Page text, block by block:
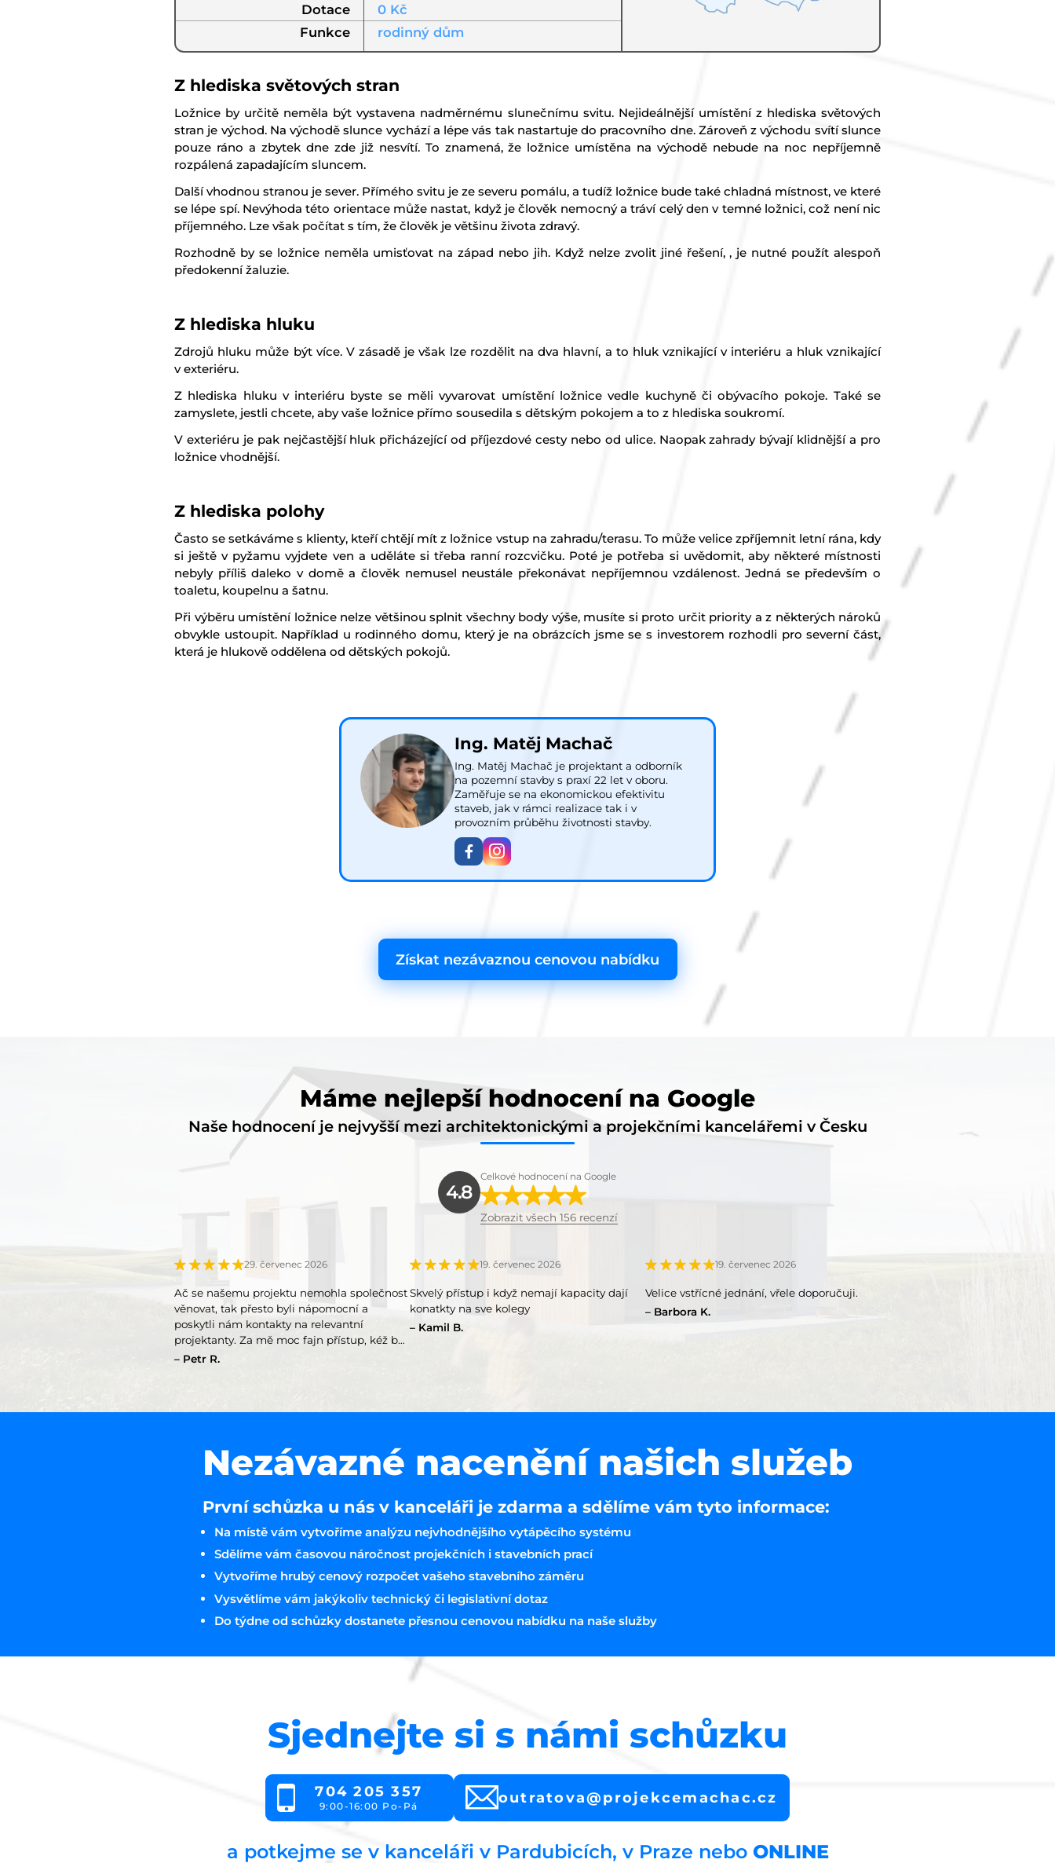
Dotace
0 Kč
Funkce
rodinný dům
Z hlediska světových stran
Ložnice by určitě neměla být vystavena nadměrnému slunečnímu svitu. Nejideálnější umístění z hlediska světových
stran je východ. Na východě slunce vychází a lépe vás tak nastartuje do pracovního dne. Zároveň z východu svítí slunce
pouze ráno a zbytek dne zde již nesvítí. To znamená, že ložnice umístěna na východě nebude na noc nepříjemně
rozpálená zapadajícím sluncem.
Další vhodnou stranou je sever. Přímého svitu je ze severu pomálu, a tudíž ložnice bude také chladná místnost, ve které
se lépe spí. Nevýhoda této orientace může nastat, když je člověk nemocný a tráví celý den v temné ložnici, což není nic
příjemného. Lze však počítat s tím, že člověk je většinu života zdravý.
Rozhodně by se ložnice neměla umisťovat na západ nebo jih. Když nelze zvolit jiné řešení, , je nutné použít alespoň
předokenní žaluzie.
Z hlediska hluku
Zdrojů hluku může být více. V zásadě je však lze rozdělit na dva hlavní, a to hluk vznikající v interiéru a hluk vznikající
v exteriéru.
Z hlediska hluku v interiéru byste se měli vyvarovat umístění ložnice vedle kuchyně či obývacího pokoje. Také se
zamyslete, jestli chcete, aby vaše ložnice přímo sousedila s dětským pokojem a to z hlediska soukromí.
V exteriéru je pak nejčastější hluk přicházející od příjezdové cesty nebo od ulice. Naopak zahrady bývají klidnější a pro
ložnice vhodnější.
Z hlediska polohy
Často se setkáváme s klienty, kteří chtějí mít z ložnice vstup na zahradu/terasu. To může velice zpříjemnit letní rána, kdy
si ještě v pyžamu vyjdete ven a uděláte si třeba ranní rozcvičku. Poté je potřeba si uvědomit, aby některé místnosti
nebyly příliš daleko v domě a člověk nemusel neustále překonávat nepříjemnou vzdálenost. Jedná se především o
toaletu, koupelnu a šatnu.
Při výběru umístění ložnice nelze většinou splnit všechny body výše, musíte si proto určit priority a z některých nároků
obvykle ustoupit. Například u rodinného domu, který je na obrázcích jsme se s investorem rozhodli pro severní část,
která je hlukově oddělena od dětských pokojů.
Ing. Matěj Machač
Ing. Matěj Machač je projektant a odborník
na pozemní stavby s praxí 22 let v oboru.
Zaměřuje se na ekonomickou efektivitu
staveb, jak v rámci realizace tak i v
provozním průběhu životnosti stavby.
Získat nezávaznou cenovou nabídku
Máme nejlepší hodnocení na Google
Naše hodnocení je nejvyšší mezi architektonickými a projekčními kancelářemi v Česku
4.8
Celkové hodnocení na Google
Zobrazit všech 156 recenzí
29. červenec 2026
Ač se našemu projektu nemohla společnost
věnovat, tak přesto byli nápomocní a
poskytli nám kontakty na relevantní
projektanty. Za mě moc fajn přístup, kéž by
takový přístup měli všichni.
Petr R.
19. červenec 2026
Skvelý přístup i když nemají kapacity dají
konatkty na sve kolegy
Kamil B.
19. červenec 2026
Velice vstřícné jednání, vřele doporučuji.
Barbora K.
Nezávazné nacenění našich služeb
První schůzka u nás v kanceláři je zdarma a sdělíme vám tyto informace:
Na místě vám vytvoříme analýzu nejvhodnějšího vytápěcího systému
Sdělíme vám časovou náročnost projekčních i stavebních prací
Vytvoříme hrubý cenový rozpočet vašeho stavebního záměru
Vysvětlíme vám jakýkoliv technický či legislativní dotaz
Do týdne od schůzky dostanete přesnou cenovou nabídku na naše služby
Sjednejte si s námi schůzku
704 205 357
9:00-16:00 Po-Pá outratova@projekcemachac.cz
a potkejme se v kanceláři v Pardubicích, v Praze nebo ONLINE